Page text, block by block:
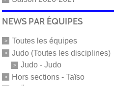
NEWS PAR ÉQUIPES
Toutes les équipes
Judo (Toutes les disciplines)
Judo - Judo
Hors sections - Taïso